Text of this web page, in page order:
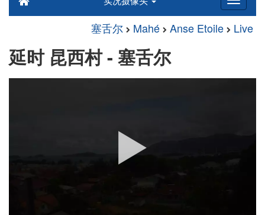
塞舌尔 Mahé Anse Etoile Live
延时 昆西村 - 塞舌尔